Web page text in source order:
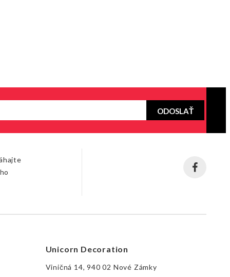
ODOSLAŤ
Unicorn Decoration
Viničná 14, 940 02 Nové Zámky